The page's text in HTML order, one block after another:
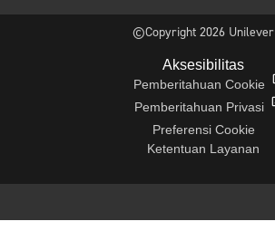
©Copyright 2026 Unilever
Aksesibilitas
Pemberitahuan Cookie
Pemberitahuan Privasi
Preferensi Cookie
Ketentuan Layanan